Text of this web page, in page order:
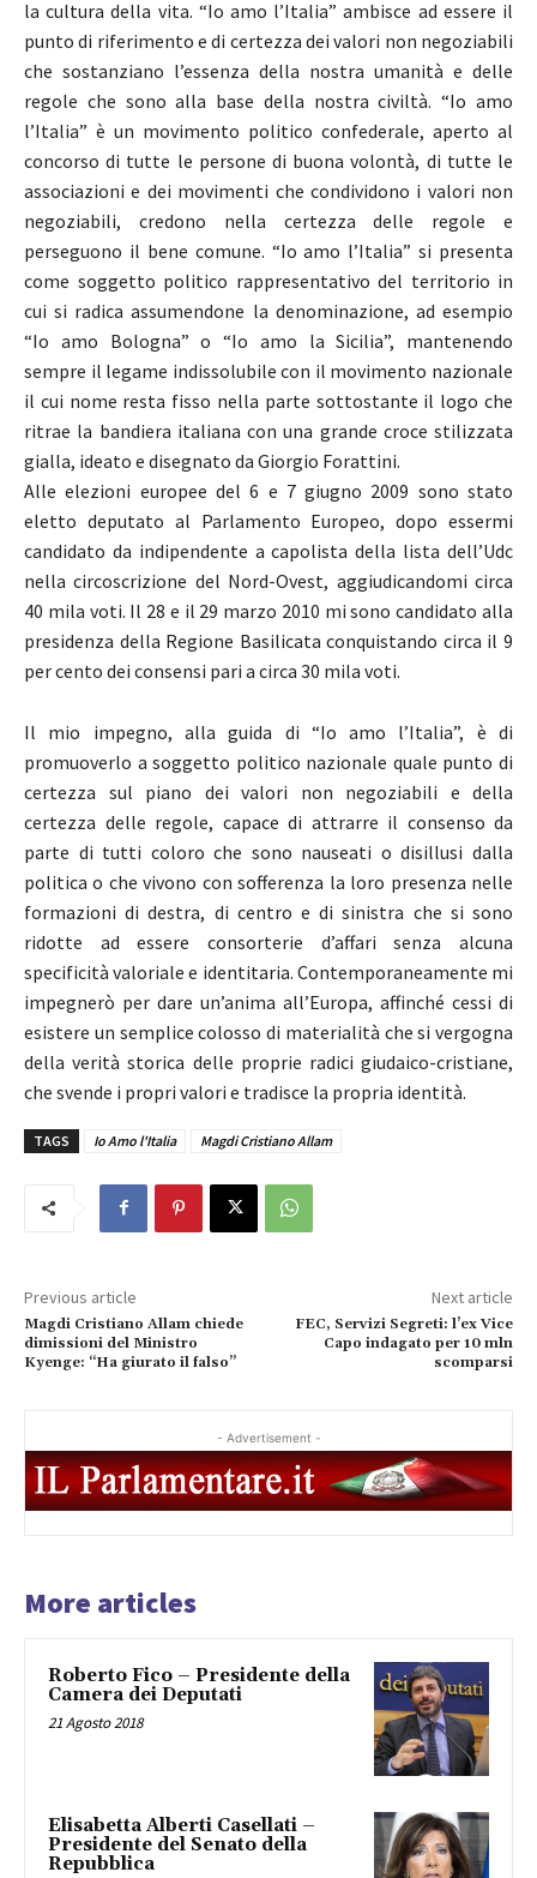
la cultura della vita. “Io amo l’Italia” ambisce ad essere il
punto di riferimento e di certezza dei valori non negoziabili
che sostanziano l’essenza della nostra umanità e delle
regole che sono alla base della nostra civiltà. “Io amo
l’Italia” è un movimento politico confederale, aperto al
concorso di tutte le persone di buona volontà, di tutte le
associazioni e dei movimenti che condividono i valori non
negoziabili, credono nella certezza delle regole e
perseguono il bene comune. “Io amo l’Italia” si presenta
come soggetto politico rappresentativo del territorio in
cui si radica assumendone la denominazione, ad esempio
“Io amo Bologna” o “Io amo la Sicilia”, mantenendo
sempre il legame indissolubile con il movimento nazionale
il cui nome resta fisso nella parte sottostante il logo che
ritrae la bandiera italiana con una grande croce stilizzata
gialla, ideato e disegnato da Giorgio Forattini.
Alle elezioni europee del 6 e 7 giugno 2009 sono stato
eletto deputato al Parlamento Europeo, dopo essermi
candidato da indipendente a capolista della lista dell’Udc
nella circoscrizione del Nord-Ovest, aggiudicandomi circa
40 mila voti. Il 28 e il 29 marzo 2010 mi sono candidato alla
presidenza della Regione Basilicata conquistando circa il 9
per cento dei consensi pari a circa 30 mila voti.
Il mio impegno, alla guida di “Io amo l’Italia”, è di
promuoverlo a soggetto politico nazionale quale punto di
certezza sul piano dei valori non negoziabili e della
certezza delle regole, capace di attrarre il consenso da
parte di tutti coloro che sono nauseati o disillusi dalla
politica o che vivono con sofferenza la loro presenza nelle
formazioni di destra, di centro e di sinistra che si sono
ridotte ad essere consorterie d’affari senza alcuna
specificità valoriale e identitaria. Contemporaneamente mi
impegnerò per dare un’anima all’Europa, affinché cessi di
esistere un semplice colosso di materialità che si vergogna
della verità storica delle proprie radici giudaico-cristiane,
che svende i propri valori e tradisce la propria identità.
TAGS Io Amo l'Italia Magdi Cristiano Allam
Previous article
Magdi Cristiano Allam chiede
dimissioni del Ministro
Kyenge: “Ha giurato il falso”
Next article
FEC, Servizi Segreti: l’ex Vice
Capo indagato per 10 mln
scomparsi
- Advertisement -
More articles
Roberto Fico – Presidente della
Camera dei Deputati
21 Agosto 2018
Elisabetta Alberti Casellati –
Presidente del Senato della
Repubblica